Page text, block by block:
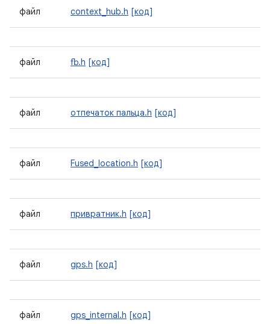
файл context_hub.h [код]
файл fb.h [код]
файл отпечаток пальца.h [код]
файл Fused_location.h [код]
файл привратник.h [код]
файл gps.h [код]
файл gps_internal.h [код]